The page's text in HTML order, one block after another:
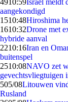
4910:59Israël meldt
aangekondigd
1510:48Hiroshima
1610:32Drone met
hybride aanval
2210:16Iran en
buitenspel
2510:08NAVO zet
gevechtsvliegtuigen
505/08Litouwen
Rusland